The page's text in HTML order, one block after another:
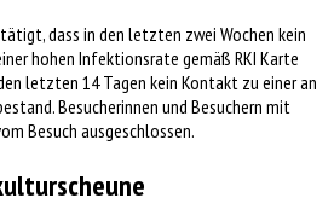
dass in den letzten zwei Wochen kein
hohen Infektionsrate gemäß RKI Karte
letzten 14 Tagen kein Kontakt zu einer an
Besucherinnen und Besuchern mit
Besuch ausgeschlossen.